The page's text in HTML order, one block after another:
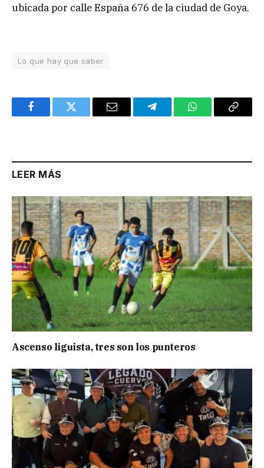
ubicada por calle España 676 de la ciudad de Goya.
Lo que hay que saber
FacebookTwitter Email TelegramWhatsAppCopy
LEER MÁS
Ascenso liguista, tres son los punteros